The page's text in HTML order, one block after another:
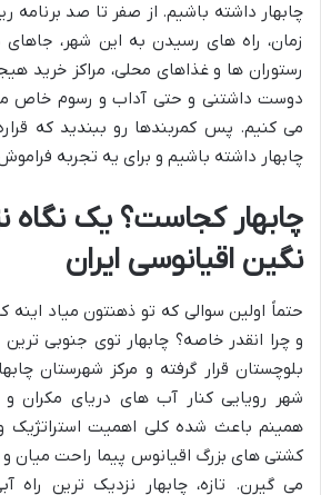
چابهار داشته باشیم. از صفر تا صد برنامه
زمان، راه های رسیدن به این شهر،
رستوران ها و غذاهای محلی، مراکز خرید
دوست داشتنی و حتی آداب و رسوم خاص
می کنیم. پس کمربندها رو ببندید که
چابهار داشته باشیم و برای یه تجربه
چابهار کجاست؟ یک نگاه
نگین اقیانوسی ایران
حتماً اولین سوالی که تو ذهنتون میاد
و چرا انقدر خاصه؟ چابهار توی جنوبی
بلوچستان قرار گرفته و مرکز شهرستان
شهر رویایی کنار آب های دریای مکران
همینم باعث شده کلی اهمیت استراتژیک و
کشتی های بزرگ اقیانوس پیما راحت میان و
می گیرن. تازه، چابهار نزدیک ترین